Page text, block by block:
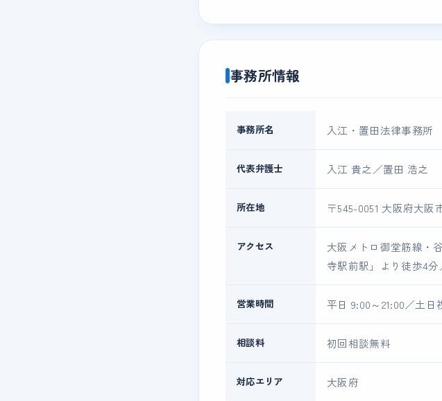
事務所情報
事務所名 入江・置田法律事務所
代表弁護士 入江 貴之／置田 浩之
所在地 〒545-0051 大阪府大阪
アクセス
大阪メトロ御堂筋線・
寺駅前駅」より徒歩4
営業時間 平日 9:00～21:00／土日
相談料 初回相談無料
対応エリア 大阪府